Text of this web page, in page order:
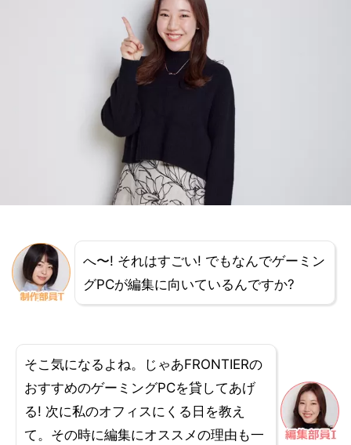
へ〜! それはすごい! でもなんでゲーミン
グPCが編集に向いているんですか?
そこ気になるよね。じゃあFRONTIERの
おすすめのゲーミングPCを貸してあげ
る! 次に私のオフィスにくる日を教え
て。その時に編集にオススメの理由も一